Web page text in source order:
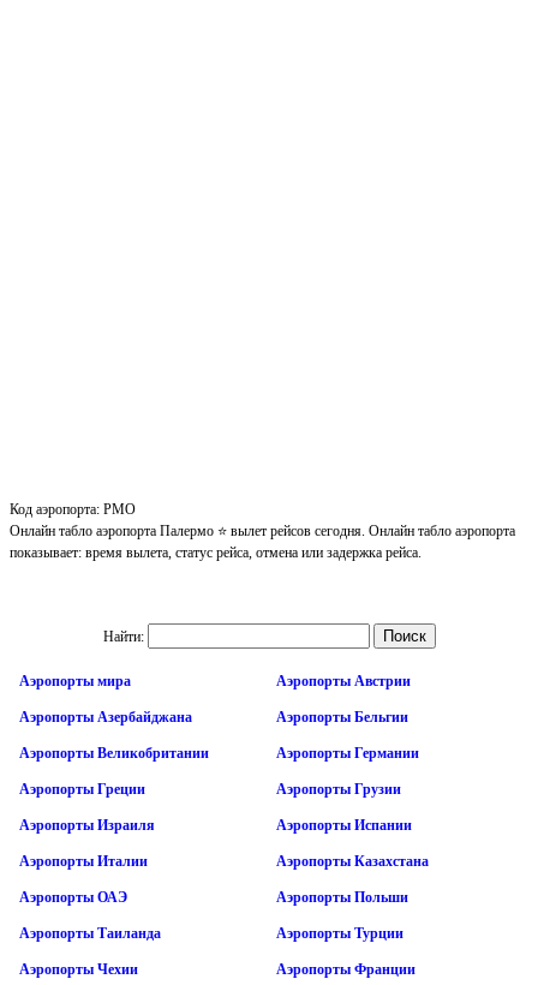
Код аэропорта: PMO
Онлайн табло аэропорта Палермо ⭐ вылет рейсов сегодня. Онлайн табло аэропорта
показывает: время вылета, статус рейса, отмена или задержка рейса.
Найти:
Аэропорты мира Аэропорты Австрии
Аэропорты Азербайджана Аэропорты Бельгии
Аэропорты Великобритании Аэропорты Германии
Аэропорты Греции Аэропорты Грузии
Аэропорты Израиля Аэропорты Испании
Аэропорты Италии Аэропорты Казахстана
Аэропорты ОАЭ Аэропорты Польши
Аэропорты Таиланда Аэропорты Турции
Аэропорты Чехии Аэропорты Франции